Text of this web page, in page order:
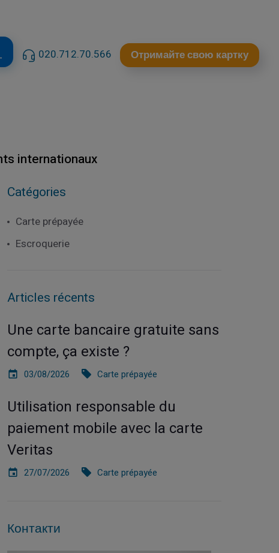
020.712.70.566 Отримайте свою картку
internationaux
Catégories
Carte prépayée
Escroquerie
Articles récents
Une carte bancaire gratuite sans
compte, ça existe ?
03/08/2026 Carte prépayée
Utilisation responsable du
paiement mobile avec la carte
Veritas
27/07/2026 Carte prépayée
Контакти